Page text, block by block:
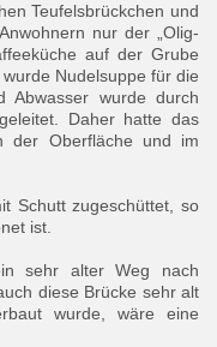
Teufelsbrückchen und
nur der „Olig-
auf der Grube
Nudelsuppe für die
Abwasser wurde durch
Daher hatte das
der Oberfläche und im
Schutt zugeschüttet, so
ist.
sehr alter Weg nach
diese Brücke sehr alt
wurde, wäre eine